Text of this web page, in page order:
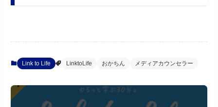
Link to Life LinktoLife おかちん メディアカウンセラー